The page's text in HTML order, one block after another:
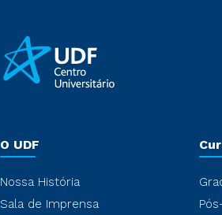
O UDF
Nossa História
Sala de Imprensa